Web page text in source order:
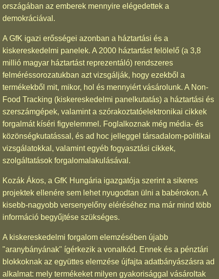
országában az emberek mennyire elégedettek a
demokráciával.
A GfK igazi erősségei azonban a háztartási és a
kiskereskedelmi panelek. A 2000 háztartást felölelő (a 3,8
millió magyar háztartást reprezentáló) rendszeres
felméréssorozatukban azt vizsgálják, hogy ezekből a
termékekből mit, mikor, hol és mennyiért vásárolunk. A Non-
Food Tracking (kiskereskedelmi panelkutatás) a háztartási és
szerszámgépek, valamint a szórakoztatóelektronikai cikkek
forgalmát kíséri figyelemmel. Foglalkoznak még média- és
közönségkutatással, és ad hoc jelleggel társadalom-politikai
vizsgálatokkal, valamint egyéb fogyasztási cikkek,
szolgáltatások forgalomalakulásával.
Kozák Ákos, a GfK Hungária igazgatója szerint a sikeres
projektek ellenére sem lehet nyugodtan ülni a babérokon. A
kisebb-nagyobb versenyelőny eléréséhez ma már mind több
információ begyűjtése szükséges.
A kiskereskedelmi forgalom elemzésében újabb
"aranybányának" ígérkezik a vonalkód. Ennek és a pénztári
blokkoknak az együttes elemzése újfajta adatbányászásra ad
alkalmat: mely termékeket milyen gyakorisággal vásároltak